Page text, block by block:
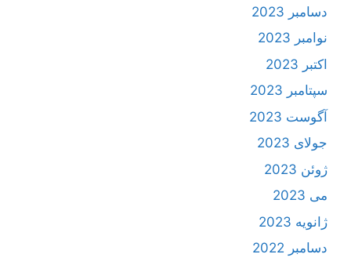
دسامبر 2023
نوامبر 2023
اکتبر 2023
سپتامبر 2023
آگوست 2023
جولای 2023
ژوئن 2023
می 2023
ژانویه 2023
دسامبر 2022